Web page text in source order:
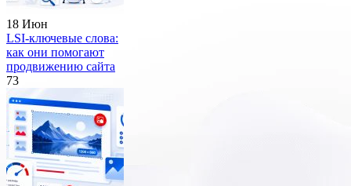
18 Июн
LSI-ключевые слова:
как они помогают
продвижению сайта
73